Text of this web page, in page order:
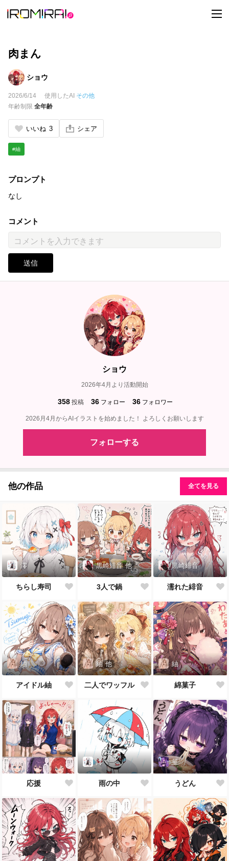
t
o
肉まん
ショウ
2026/6/14 使用したAI その他
年齢制限 全年齢
いいね 3 シェア
#紬
プロンプト
なし
コメント
送信
ショウ
2026年4月より活動開始
358 投稿 36 フォロー 36 フォロワー
2026月4月からAIイラストを始めました！ よろしくお願いします
フォローする
他の作品 全てを見る
澪
ちらし寿司
黒崎緋音 他
3人で鍋
黒崎緋音
濡れた緋音
紬
アイドル紬
紬 他
二人でワッフル
紬
綿菓子
応援
澪
雨の中
菫
うどん